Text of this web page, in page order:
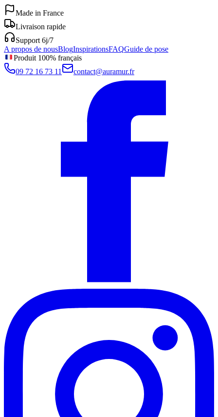
Made in France
Livraison rapide
Support 6j/7
A propos de nousBlogInspirationsFAQGuide de pose
Produit 100% français
09 72 16 73 11
contact@auramur.fr